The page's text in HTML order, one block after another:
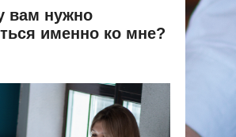
вам нужно
именно ко мне?